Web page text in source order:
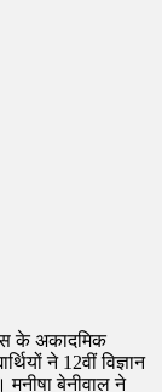
के अकादमिक
ने 12वीं विज्ञान
मनीषा बेनीवाल ने